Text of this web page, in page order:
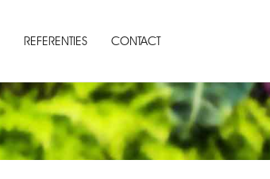
REFERENTIES CONTACT